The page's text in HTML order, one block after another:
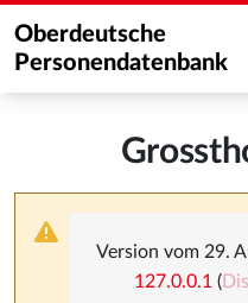
Oberdeutsche
Personendatenbank
Version vom 29.
127.0.0.1 (